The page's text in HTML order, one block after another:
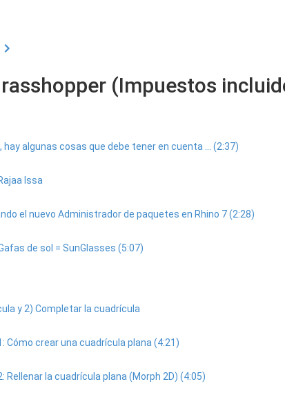
(Impuestos
algunas cosas que debe tener en cuenta ... (2:37)
Issa
el nuevo Administrador de paquetes en Rhino 7 (2:28)
de sol = SunGlasses (5:07)
y 2) Completar la cuadrícula
Cómo crear una cuadrícula plana (4:21)
la cuadrícula plana (Morph 2D) (4:05)